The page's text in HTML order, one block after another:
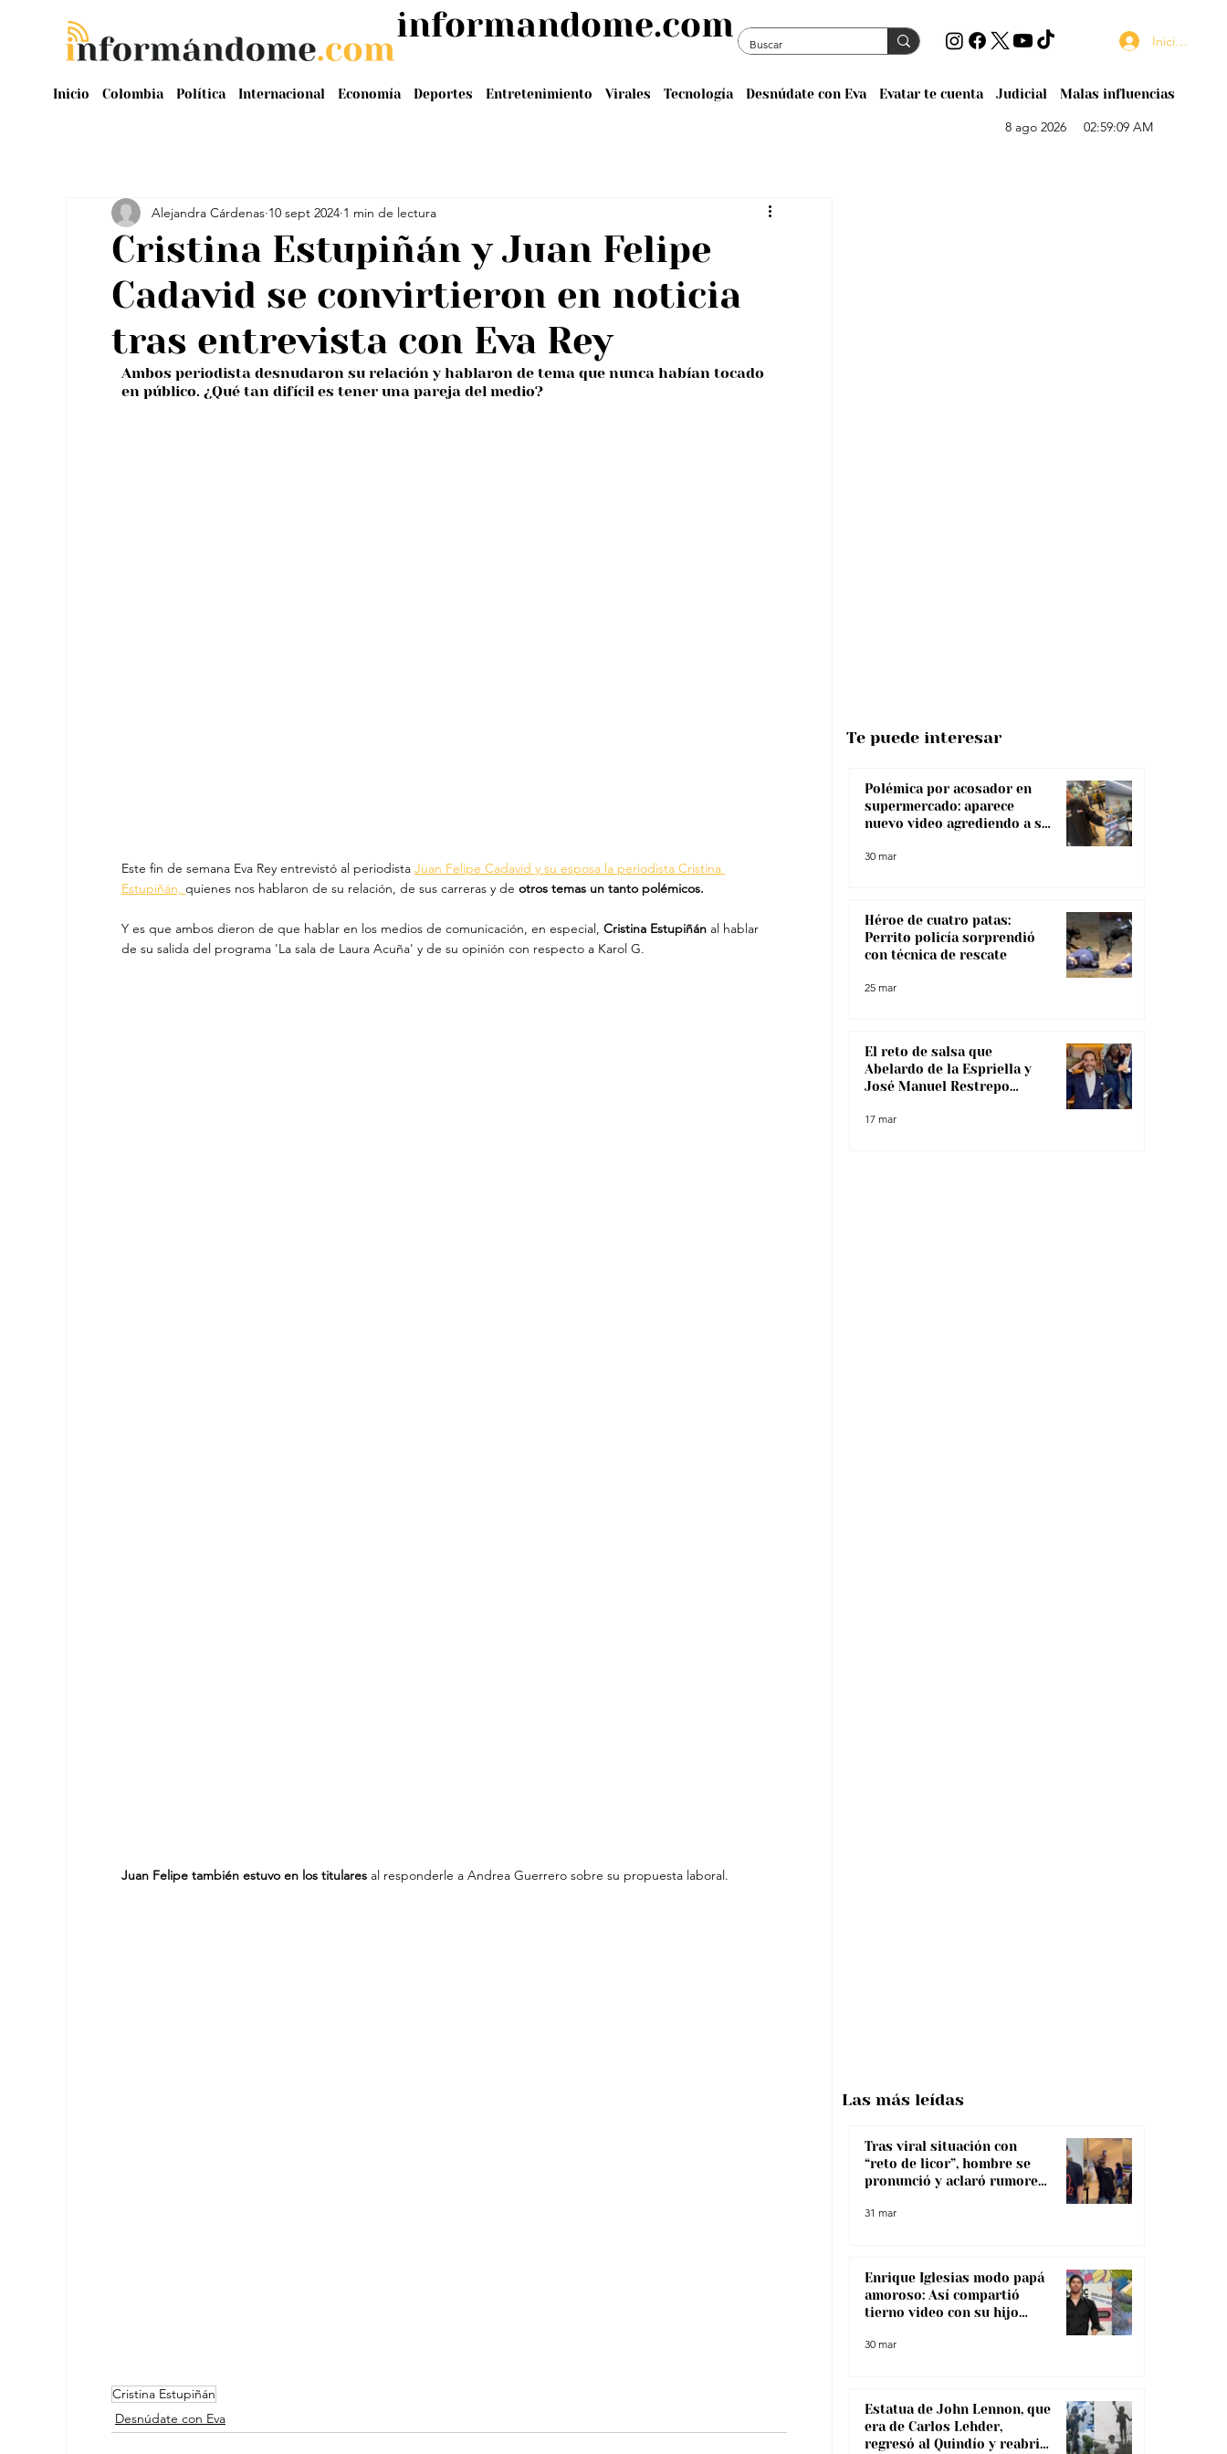
Inicio Colombia Política Internacional Economía Deportes Entretenimiento Virales Tecnología Desnúdate con Eva Evatar te cuenta Judicial Malas influencias
Iniciar sesión
8 ago 2026 02:59:09 AM
informandome.com
Cristina Estupiñán y Juan Felipe
Cadavid se convirtieron en noticia
tras entrevista con Eva Rey
Alejandra Cárdenas 10 sept 2024 1 min de lectura
Ambos periodista desnudaron su relación y hablaron de tema que nunca habían tocado
en público. ¿Qué tan difícil es tener una pareja del medio?
Este fin de semana Eva Rey entrevistó al periodista Juan Felipe Cadavid y su esposa la periodista Cristina
Estupiñán, quienes nos hablaron de su relación, de sus carreras y de otros temas un tanto polémicos.
Y es que ambos dieron de que hablar en los medios de comunicación, en especial, Cristina Estupiñán al hablar
de su salida del programa 'La sala de Laura Acuña' y de su opinión con respecto a Karol G.
Juan Felipe también estuvo en los titulares al responderle a Andrea Guerrero sobre su propuesta laboral.
Cristina Estupiñán
Desnúdate con Eva
Polémica por acosador en
supermercado: aparece
nuevo video agrediendo a su
30 mar
Héroe de cuatro patas:
Perrito policía sorprendió
con técnica de rescate
25 mar
El reto de salsa que
Abelardo de la Espriella y
José Manuel Restrepo
17 mar
Te puede interesar
Tras viral situación con
“reto de licor”, hombre se
pronunció y aclaró rumores
31 mar
Enrique Iglesias modo papá
amoroso: Así compartió
tierno video con su hijo
30 mar
Estatua de John Lennon, que
era de Carlos Lehder,
regresó al Quindío y reabrió
Las más leídas